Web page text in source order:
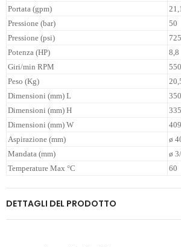
Portata (gpm)
Pressione (bar)
50
Pressione (psi)
725
Potenza (HP)
8,8
Giri/min RPM
550
Peso (Kg)
Dimensioni (mm) L
350
Dimensioni (mm) H
335
Dimensioni (mm) W
409
Aspirazione (mm)
ø
Mandata (mm)
ø
Temperature Max °C
60
DETTAGLI DEL PRODOTTO